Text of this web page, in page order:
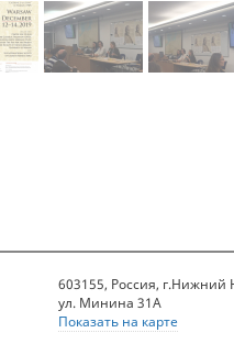
603155, Россия, г.Нижний
ул. Минина 31А
Показать на карте